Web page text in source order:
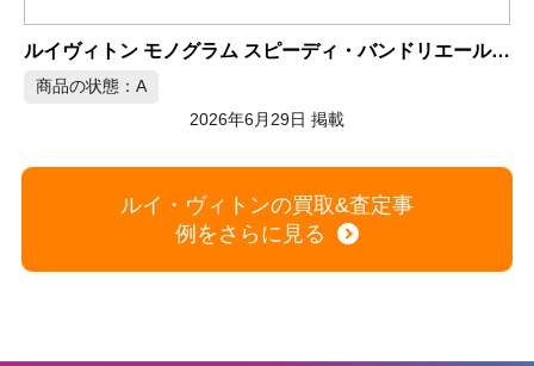
ルイヴィトン ショルダーバッグ モノグラム フォルナセッティ M80920
商品の状態：A
2026年6月28日 掲載
ルイ・ヴィトンの買取&査定事
例をさらに見る